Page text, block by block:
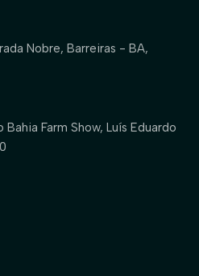
Nobre, Barreiras - BA,
Farm Show, Luís Eduardo